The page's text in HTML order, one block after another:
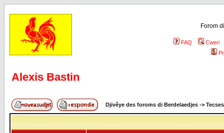
Forom
FAQ
Cweri
Alexis Bastin
Djivêye des foroms di Berdelaedjes ->